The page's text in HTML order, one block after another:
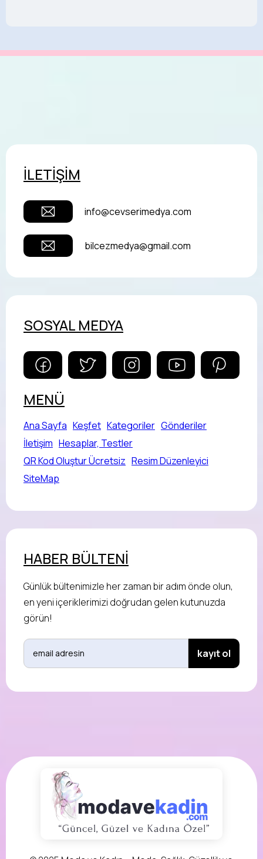
İLETİŞİM
info@cevserimedya.com
bilcezmedya@gmail.com
SOSYAL MEDYA
MENÜ
Ana Sayfa Keşfet Kategoriler Gönderiler
İletişim Hesaplar, Testler
QR Kod Oluştur Ücretsiz Resim Düzenleyici
SiteMap
HABER BÜLTENİ
Günlük bültenimizle her zaman bir adım önde olun,
en yeni içeriklerimizi doğrudan gelen kutunuzda
görün!